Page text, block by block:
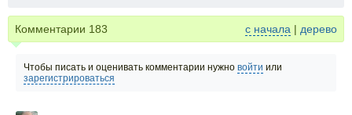
Комментарии 183 с начала | дерево
Чтобы писать и оценивать комментарии нужно войти или
зарегистрироваться